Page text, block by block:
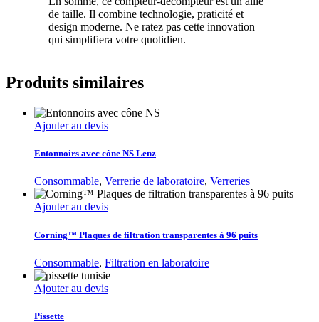
de taille. Il combine technologie, praticité et
design moderne. Ne ratez pas cette innovation
qui simplifiera votre quotidien.
Produits similaires
Ajouter au devis
Entonnoirs avec cône NS Lenz
Consommable, Verrerie de laboratoire, Verreries
Ajouter au devis
Corning™ Plaques de filtration transparentes à 96 puits
Consommable, Filtration en laboratoire
Ajouter au devis
Pissette